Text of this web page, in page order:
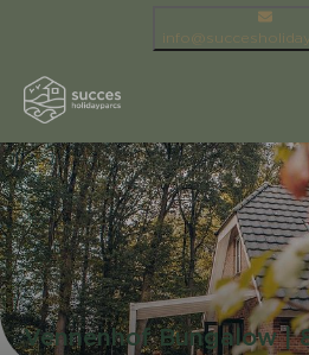
Vennenhof Bungalow |